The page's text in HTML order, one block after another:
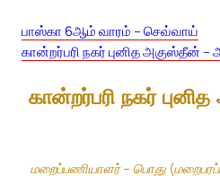
பாஸ்கா 6ஆம் வாரம் – செவ்வாய்
கான்றர்பரி நகர் புனித அகுஸ்தீன் –
கான்றர்பரி நகர்
மறைப்பணியாளர் – பொது